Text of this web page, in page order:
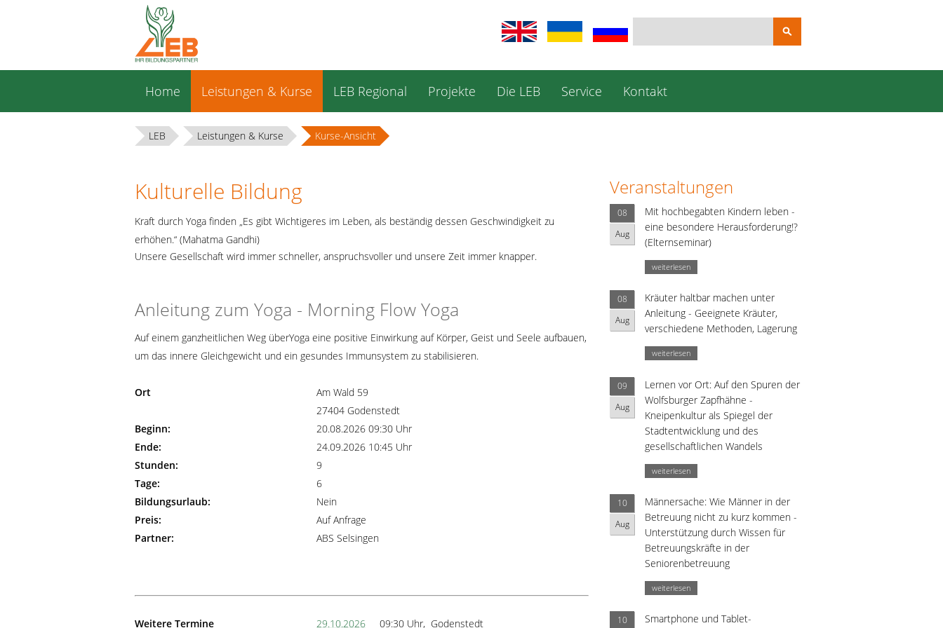
Suchbegriffe
überspringen
Home Leistungen & Kurse LEB Regional Projekte Die LEB Service Kontakt
LEB Leistungen & Kurse Kurse-Ansicht
Kulturelle Bildung
Kraft durch Yoga finden „Es gibt Wichtigeres im Leben, als beständig dessen Geschwindigkeit zu
erhöhen.“ (Mahatma Gandhi)
Unsere Gesellschaft wird immer schneller, anspruchsvoller und unsere Zeit immer knapper.
Anleitung zum Yoga - Morning Flow Yoga
Auf einem ganzheitlichen Weg überYoga eine positive Einwirkung auf Körper, Geist und Seele aufbauen,
um das innere Gleichgewicht und ein gesundes Immunsystem zu stabilisieren.
Ort
Am Wald 59
27404 Godenstedt
Beginn:
20.08.2026 09:30 Uhr
Ende:
24.09.2026 10:45 Uhr
Stunden:
9
Tage:
6
Bildungsurlaub:
Nein
Preis:
Auf Anfrage
Partner:
ABS Selsingen
Weitere Termine 29.10.202609:30 Uhr, Godenstedt
Veranstaltungen
08
Aug
Mit hochbegabten Kindern leben -
eine besondere Herausforderung!?
(Elternseminar)
weiterlesen
08
Aug
Kräuter haltbar machen unter
Anleitung - Geeignete Kräuter,
verschiedene Methoden, Lagerung
weiterlesen
09
Aug
Lernen vor Ort: Auf den Spuren der
Wolfsburger Zapfhähne -
Kneipenkultur als Spiegel der
Stadtentwicklung und des
gesellschaftlichen Wandels
weiterlesen
10
Aug
Männersache: Wie Männer in der
Betreuung nicht zu kurz kommen -
Unterstützung durch Wissen für
Betreuungskräfte in der
Seniorenbetreuung
weiterlesen
10
Smartphone und Tablet-